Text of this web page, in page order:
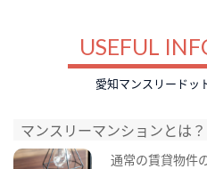
USEFUL
愛知マンスリードッ
マンスリーマンションとは？
通常の賃貸物件